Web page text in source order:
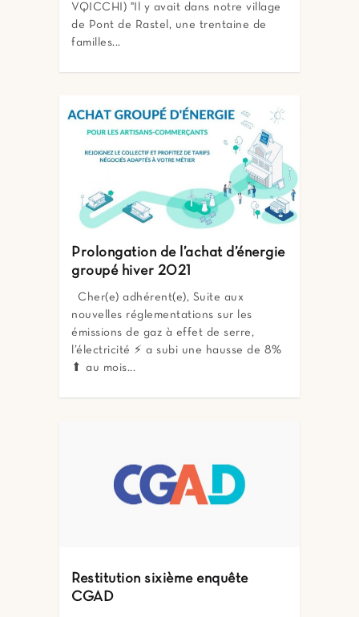
VQICCHI) "Il y avait dans notre village
de Pont de Rastel, une trentaine de
familles...
Prolongation de l’achat d’énergie
groupé hiver 2021
Cher(e) adhérent(e), Suite aux
nouvelles réglementations sur les
émissions de gaz à effet de serre,
l’électricité ⚡ a subi une hausse de 8%
⬆ au mois...
Restitution sixième enquête
CGAD